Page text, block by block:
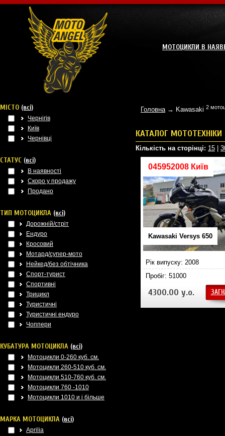
МОТОЦИКЛИ В
Головна→ Kawasaki 2
КАТАЛОГ МОТОТЕХНІКИ
Кількість на сторінці: 15
045952008 Київ
Kawasaki Versys 650
Рік випуску: 2008
Пробіг: 51000
4300.00 у.о.
МІСТО (всі)
Чернігів
Київ
Чернівці
СТАТУС (всі)
В наявності
Скоро у продажу
Продано
ТИП МОТОЦИКЛА (всі)
Дорожній/стріт
Ендуро
Кросовий
Мотард/супер-мото
Нейкед/без обтічника
Спорт-турист
Спортивні
Трицикл
Туристичні
Туристичні ендуро
Чоппери
КУБАТУРА МОТОЦИКЛА (всі)
Мотоцикли 0-260 куб. см.
Мотоцикли 260-510 куб. см.
Мотоцикли 510-760 куб. см.
Мотоцикли 760 -1010
Мотоцикли 1010 и і більше
МАРКА МОТОЦИКЛА (всі)
Aprilia